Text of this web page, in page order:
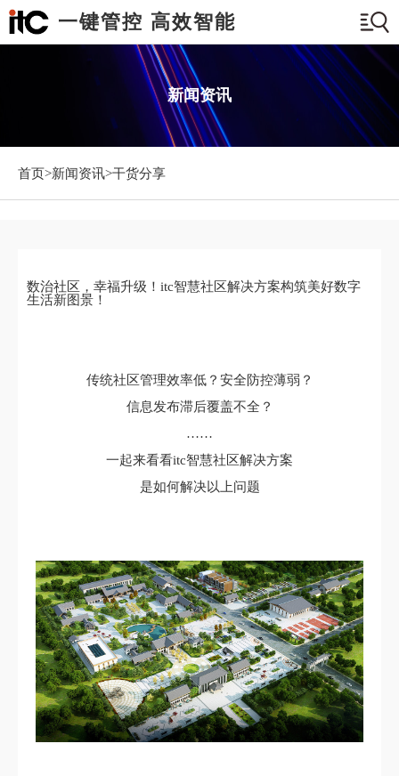
一键管控 高效智能
新闻资讯
首页>新闻资讯>干货分享
数治社区，幸福升级！itc智慧社区解决方案构筑美好数字
生活新图景！
传统社区管理效率低？安全防控薄弱？
信息发布滞后覆盖不全？
……
一起来看看itc智慧社区解决方案
是如何解决以上问题